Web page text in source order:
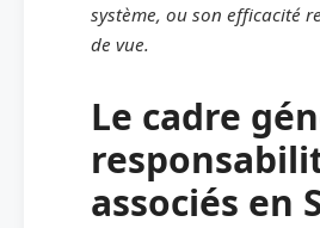
système, ou son efficacité
de vue.
Le cadre
associés en